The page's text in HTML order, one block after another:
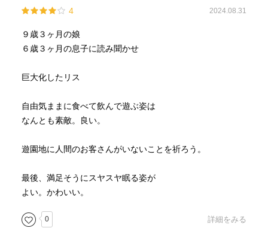
4 2024.08.31
９歳３ヶ月の娘
６歳３ヶ月の息子に読み聞かせ
巨大化したリス
自由気ままに食べて飲んで遊ぶ姿は
なんとも素敵。良い。
遊園地に人間のお客さんがいないことを祈ろう。
最後、満足そうにスヤスヤ眠る姿が
よい。かわいい。
0 詳細をみる